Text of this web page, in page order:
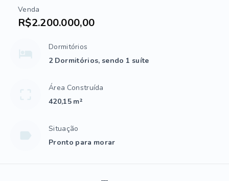
Venda
R$2.200.000,00
Dormitórios
2 Dormitórios, sendo 1 suíte
Área Construída
420,15 m²
Situação
Pronto para morar